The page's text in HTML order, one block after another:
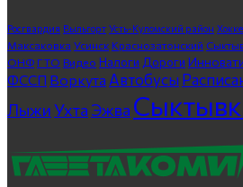
Росгвардия Выльгорт Усть-Куломский район
Максаковка Усинск Краснозатонский
ОНФ ГТО Видео Налоги Дороги
ФССП Воркута Автобусы
ЛыжиУхта Эжва